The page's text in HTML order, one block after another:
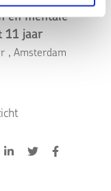
en mentale
11 jaar
, Amsterdam